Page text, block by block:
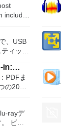
With
be
Office
、USB
ィック
ドライ
ます。
ます。
の起動
メディ
で作業
in:
PDFま
の2007
および
できま
れらの
式およ
rayデ
ビデ